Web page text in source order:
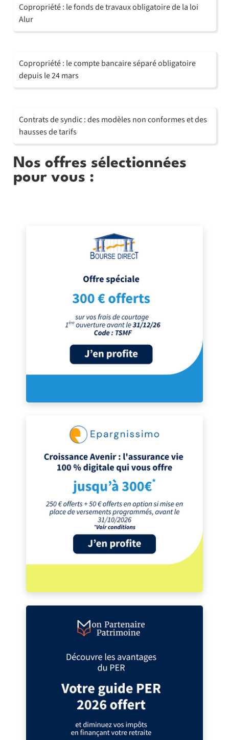
Copropriété : le fonds de travaux obligatoire de la loi
Alur
Copropriété : le compte bancaire séparé obligatoire
depuis le 24 mars
Contrats de syndic : des modèles non conformes et des
hausses de tarifs
Nos offres sélectionnées
pour vous :